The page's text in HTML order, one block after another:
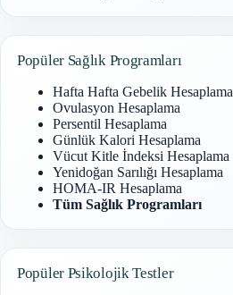
Popüler Sağlık Programları
Hafta Hafta Gebelik Hesaplama
Ovulasyon Hesaplama
Persentil Hesaplama
Günlük Kalori Hesaplama
Vücut Kitle İndeksi Hesaplama
Yenidoğan Sarılığı Hesaplama
HOMA-IR Hesaplama
Tüm Sağlık Programları
Popüler Psikolojik Testler